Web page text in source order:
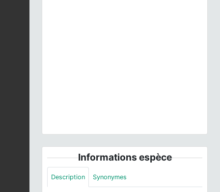
Informations espèce
Description Synonymes